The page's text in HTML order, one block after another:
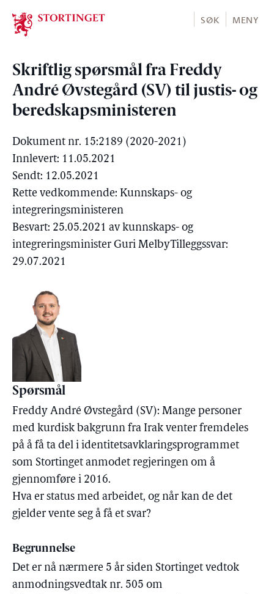
Stortinget.no
SØK MENY
Skriftlig spørsmål fra Freddy
André Øvstegård (SV) til justis- og
beredskapsministeren
Dokument nr. 15:2189 (2020-2021)
Innlevert: 11.05.2021
Sendt: 12.05.2021
Rette vedkommende: Kunnskaps- og
integreringsministeren
Besvart: 25.05.2021 av kunnskaps- og
integreringsminister Guri MelbyTilleggssvar:
29.07.2021
Spørsmål
Freddy André Øvstegård (SV): Mange personer
med kurdisk bakgrunn fra Irak venter fremdeles
på å få ta del i identitetsavklaringsprogrammet
som Stortinget anmodet regjeringen om å
gjennomføre i 2016.
Hva er status med arbeidet, og når kan de det
gjelder vente seg å få et svar?
Begrunnelse
Det er nå nærmere 5 år siden Stortinget vedtok
anmodningsvedtak nr. 505 om